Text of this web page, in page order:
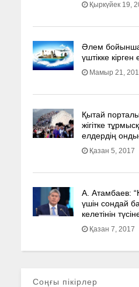
Қыркүйек 19,
Әлем
үштікке кірген
Мамыр 21,
Қытай
жігітке
елдердің
Қазан 5, 2017
А. Атамбаев:
үшін сондай
келетінін
Қазан 7, 2017
Соңғы пікірлер